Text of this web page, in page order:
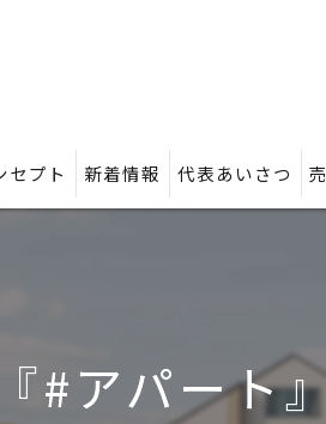
セプト 新着情報 代表あいさつ
#アパート